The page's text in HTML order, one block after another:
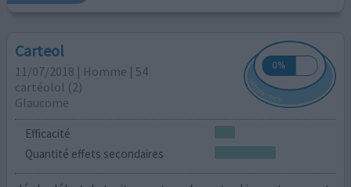
Carteol
11/07/2018 | Homme | 54
cartéolol (2)
Glaucome
Efficacité
Quantité effets secondaires